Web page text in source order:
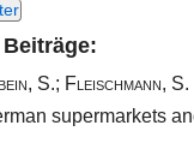
S.; Fleischmann, S.
supermarkets